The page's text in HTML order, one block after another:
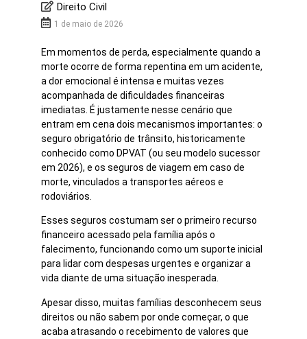
Direito Civil
1 de maio de 2026
Em momentos de perda, especialmente quando a
morte ocorre de forma repentina em um acidente,
a dor emocional é intensa e muitas vezes
acompanhada de dificuldades financeiras
imediatas. É justamente nesse cenário que
entram em cena dois mecanismos importantes: o
seguro obrigatório de trânsito, historicamente
conhecido como DPVAT (ou seu modelo sucessor
em 2026), e os seguros de viagem em caso de
morte, vinculados a transportes aéreos e
rodoviários.
Esses seguros costumam ser o primeiro recurso
financeiro acessado pela família após o
falecimento, funcionando como um suporte inicial
para lidar com despesas urgentes e organizar a
vida diante de uma situação inesperada.
Apesar disso, muitas famílias desconhecem seus
direitos ou não sabem por onde começar, o que
acaba atrasando o recebimento de valores que